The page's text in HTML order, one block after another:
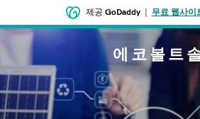
제공 GoDaddy| 무료 웹사이
에코볼트